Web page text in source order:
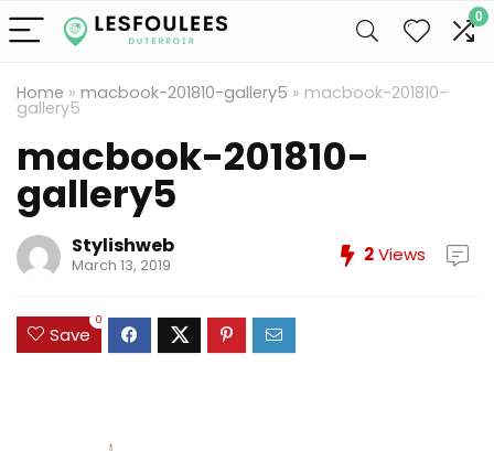
0
Home » macbook-201810-gallery5 » macbook-201810-
gallery5
macbook-201810-
gallery5
Stylishweb
March 13, 2019 2Views
Save
0